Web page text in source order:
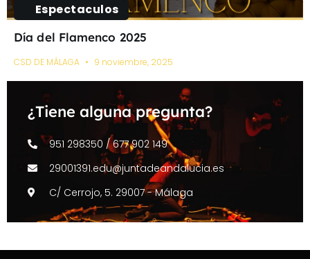
Espectaculos
Día del Flamenco 2025
CSD DE MÁLAGA 9 noviembre, 2025
¿Tiene alguna pregunta?
951 298350 / 677 902 149
29001391.edu@juntadeandalucia.es
C/ Cerrojo, 5. 29007 - Málaga